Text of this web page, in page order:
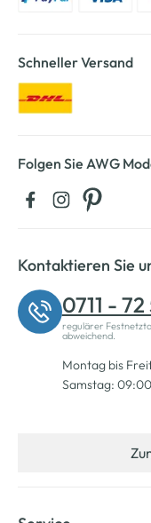
Schneller Versand
Folgen Sie AWG
Kontaktieren Sie
0711 -
regulärer
abweichend.
Montag bis
Samstag: